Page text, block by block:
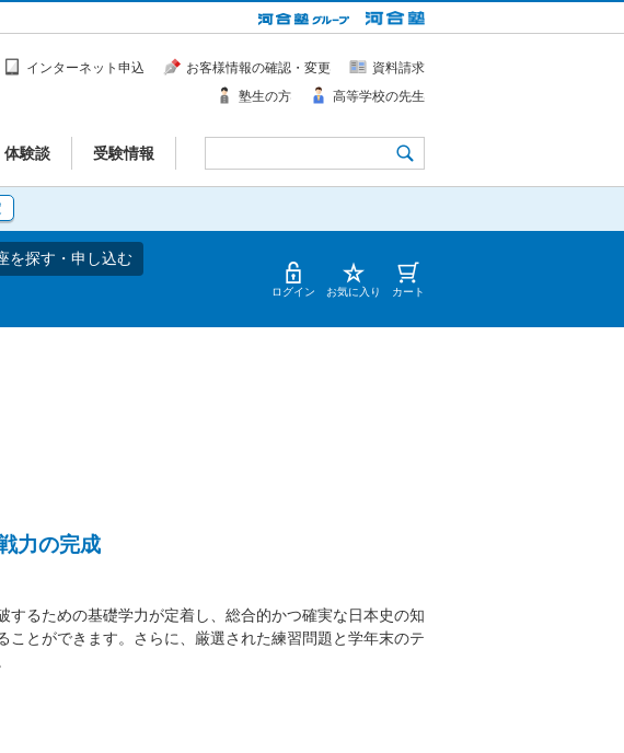
体験談 受験情報
インターネット申込 お客様情報の確認・変更
資料請求
塾生の方
高等学校の先生
を探す・申し込む
ログイン お気に入り カート
力の完成
るための基礎学力が定着し、総合的かつ確実な日本史の知
とができます。さらに、厳選された練習問題と学年末のテ